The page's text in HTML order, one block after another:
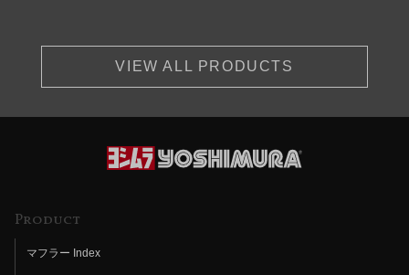
VIEW ALL PRODUCTS
Product
マフラー Index